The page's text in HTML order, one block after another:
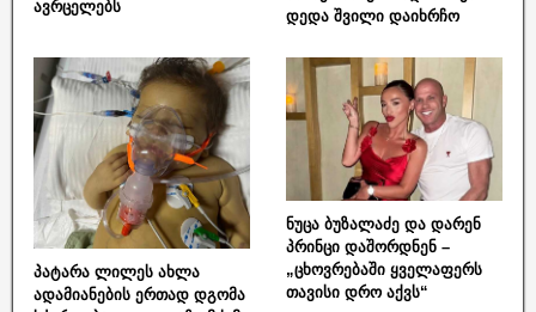
ავრცელებს
დედა შვილი დაიხრჩო
პატარა ლილეს ახლა
ადამიანების ერთად დგომა
ნუცა ბუზალაძე და დარენ
პრინცი დაშორდნენ –
„ცხოვრებაში ყველაფერს
თავისი დრო აქვს“